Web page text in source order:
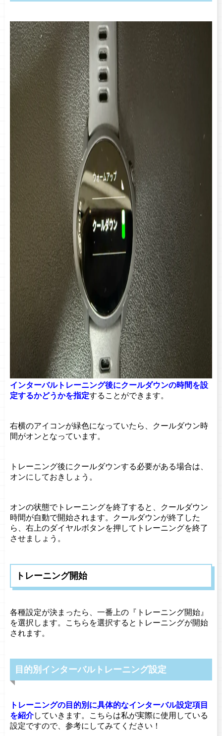
インターバルトレーニング後にクールダウンの時間を設
定するかどうかを指定することができます。
右横のアイコンが緑色になっていたら、クールダウン時
間がオンとなっています。
トレーニング後にクールダウンする必要がある場合は、
オンにしておきしょう。
オンの状態でトレーニングを終了すると、クールダウン
時間が自動で開始されます。クールダウンが終了した
ら、右上のダイヤルボタンを押してトレーニングを終了
させましょう。
トレーニング開始
各種設定が決まったら、一番上の『トレーニング開始』
を選択します。こちらを選択するとトレーニングが開始
されます。
目的別インターバルトレーニング設定
トレーニングの目的別に具体的なインターバル設定項目
を紹介していきます。こちらは私が実際に使用している
設定ですので、参考にしてみてください！